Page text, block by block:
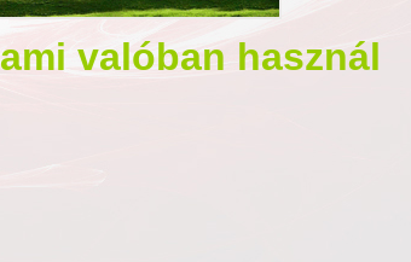
ami valóban használ